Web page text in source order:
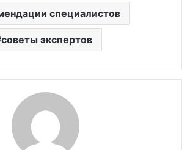
специалистов
советы экспертов